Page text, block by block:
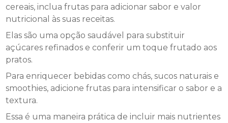
cereais, inclua frutas para adicionar sabor e valor
nutricional às suas receitas.
Elas são uma opção saudável para substituir
açúcares refinados e conferir um toque frutado aos
pratos.
Para enriquecer bebidas como chás, sucos naturais e
smoothies, adicione frutas para intensificar o sabor e a
textura.
Essa é uma maneira prática de incluir mais nutrientes